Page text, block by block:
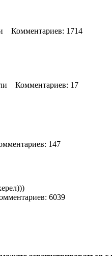
Комментариев: 1714
Комментариев: 17
147
6039